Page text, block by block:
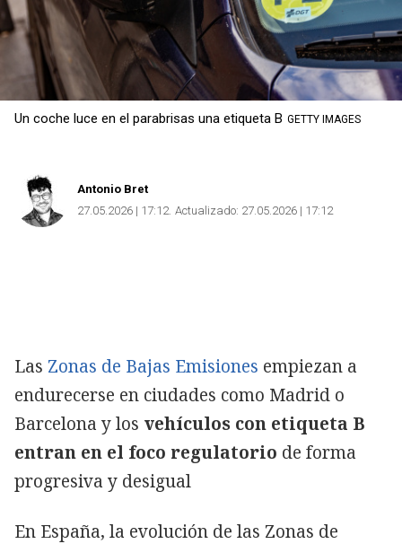
Copiar
Un coche luce en el parabrisas una etiqueta B GETTY IMAGES
Antonio Bret
27.05.2026 | 17:12 Actualizado: 27.05.2026 | 17:12
Las Zonas de Bajas Emisiones empiezan a
endurecerse en ciudades como Madrid o
Barcelona y los vehículos con etiqueta B
entran en el foco regulatorio de forma
progresiva y desigual
En España, la evolución de las Zonas de